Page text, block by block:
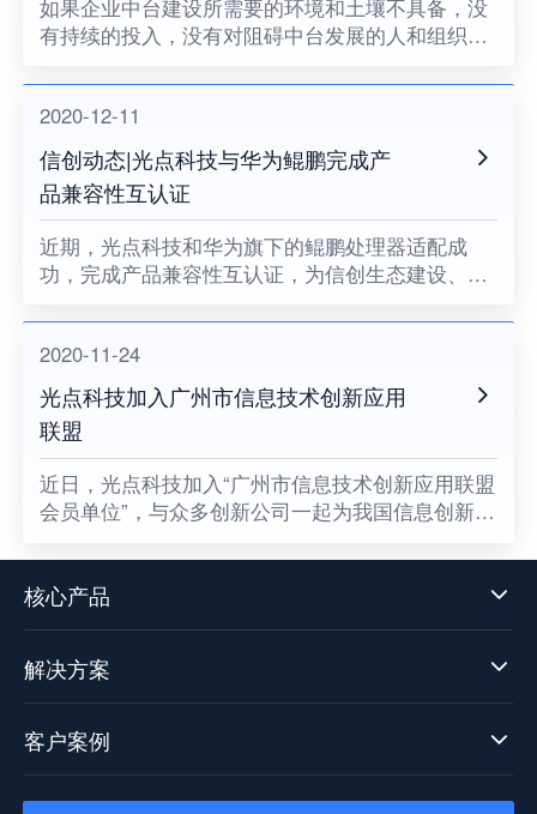
如果企业中台建设所需要的环境和土壤不具备，没
有持续的投入，没有对阻碍中台发展的人和组织提
业中台将很难健康地成长。
2020-12-11
信创动态|光点科技与华为鲲鹏完成产
品兼容性互认证
近期，光点科技和华为旗下的鲲鹏处理器适配成
功，完成产品兼容性互认证，为信创生态建设、关
2020-11-24
光点科技加入广州市信息技术创新应用
联盟
​近日，光点科技加入“广州市信息技术创新应用联盟
会员单位”，与众多创新公司一起为我国信息创新发
台技术发展迈向了新阶段。
核心产品
解决方案
客户案例